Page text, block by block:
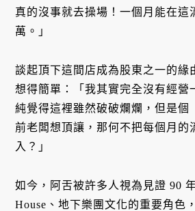
真的沒事就去操場！一個月能在這
萬。」
談起頂下這間店成為股東之一的緣
想得簡單：「我其實完全沒有經營
純覺得這裡雖然破破爛爛，但是
前老闆想頂讓，那何不把每個月的
入？」
如今，阿舌被許多人視為見證 90
House、地下樂團文化的重要角色